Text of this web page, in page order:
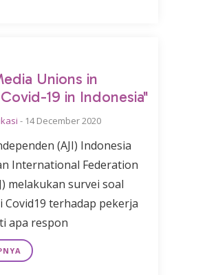
Unions in
19 in Indonesia"
- 14 December 2020
(AJI) Indonesia
International Federation
melakukan survei soal
Covid19 terhadap pekerja
apa respon